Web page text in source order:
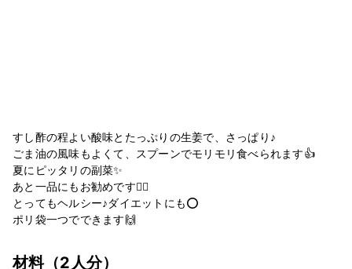
すし酢の程よい酸味とたっぷりの生姜で、さっぱり♪
ごま油の風味もよくて、スプーンでモリモリ食べられます👍
夏にピッタリの副菜✨
あと一品にもお勧めです🙆‍♀️
とってもヘルシー♪ダイエットにも⭕️
ポリ袋一つでできます🙌
材料（2人分）